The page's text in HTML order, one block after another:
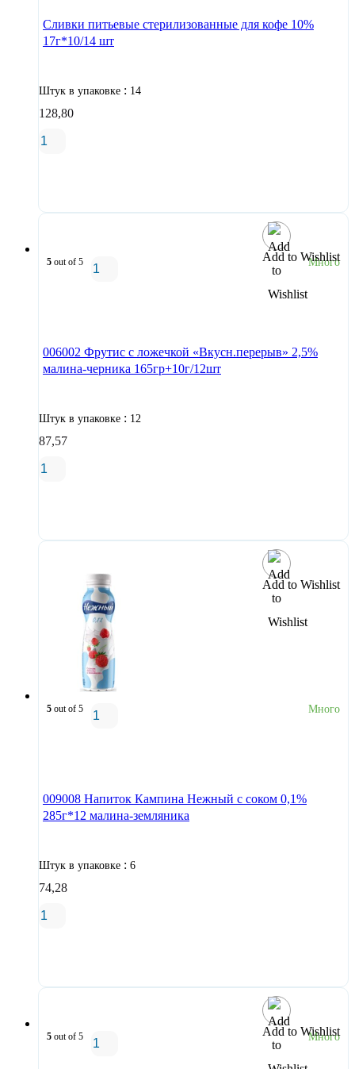
Сливки питьевые стерилизованные для кофе 10%
17г*10/14 шт
Штук в упаковке : 14
128,80
Add to Wishlist
5 out of 5 Много
006002 Фрутис с ложечкой «Вкусн.перерыв» 2,5%
малина-черника 165гр+10г/12шт
Штук в упаковке : 12
87,57
Add to Wishlist
5 out of 5 Много
009008 Напиток Кампина Нежный с соком 0,1%
285г*12 малина-земляника
Штук в упаковке : 6
74,28
Add to Wishlist
5 out of 5 Много